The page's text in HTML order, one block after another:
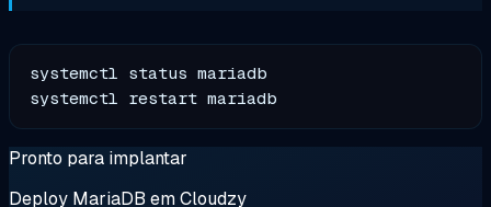
systemctl status mariadb
Pronto para implantar
Deploy MariaDB em Cloudzy